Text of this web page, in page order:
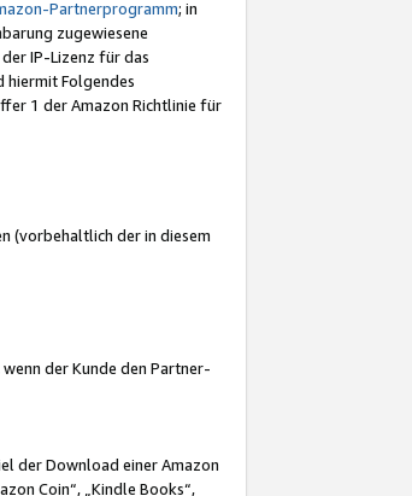
Partnerprogramm; in
zugewiesene
IP-Lizenz für das
hiermit Folgendes
1 der Amazon Richtlinie für
(vorbehaltlich der in diesem
der Kunde den Partner-
der Download einer Amazon
Coin“, „Kindle Books“,